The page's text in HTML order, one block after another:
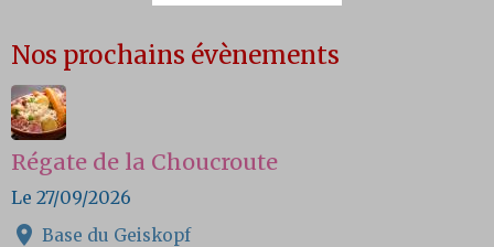
Nos prochains évènements
Régate de la Choucroute
Le 27/09/2026
Base du Geiskopf